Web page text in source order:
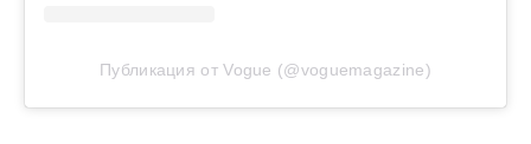
Публикация от Vogue (@voguemagazine)